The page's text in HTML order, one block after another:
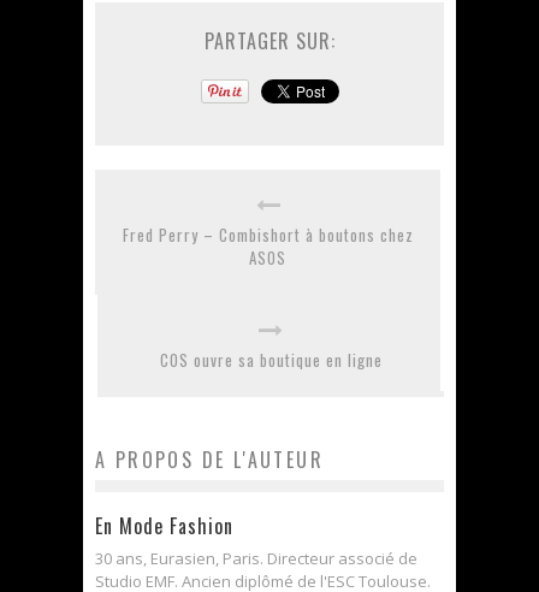
PARTAGER SUR:
Fred Perry – Combishort à boutons chez
ASOS
COS ouvre sa boutique en ligne
A PROPOS DE L'AUTEUR
En Mode Fashion
30 ans, Eurasien, Paris. Directeur associé de
Studio EMF. Ancien diplômé de l'ESC Toulouse.